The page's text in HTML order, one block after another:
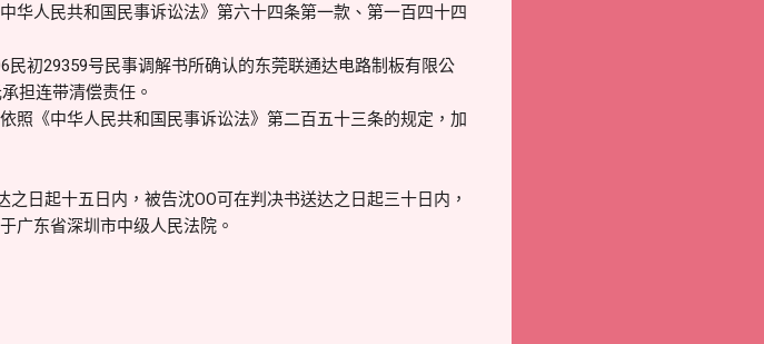
华人民共和国民事诉讼法》第六十四条第一款、第一百四十四
初29359号民事调解书所确认的东莞联通达电路制板有限公
担连带清偿责任。
照《中华人民共和国民事诉讼法》第二百五十三条的规定，加
日起十五日内，被告沈OO可在判决书送达之日起三十日内，
广东省深圳市中级人民法院。